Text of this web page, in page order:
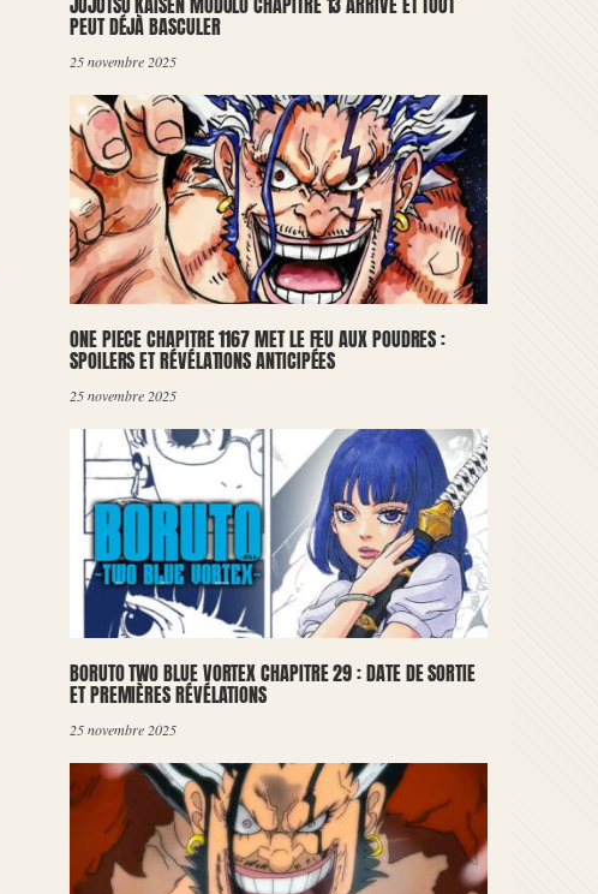
PEUT DÉJÀ BASCULER
25 novembre 2025
ONE PIECE CHAPITRE 1167 MET LE FEU AUX POUDRES :
SPOILERS ET RÉVÉLATIONS ANTICIPÉES
25 novembre 2025
BORUTO TWO BLUE VORTEX CHAPITRE 29 : DATE DE SORTIE
ET PREMIÈRES RÉVÉLATIONS
25 novembre 2025